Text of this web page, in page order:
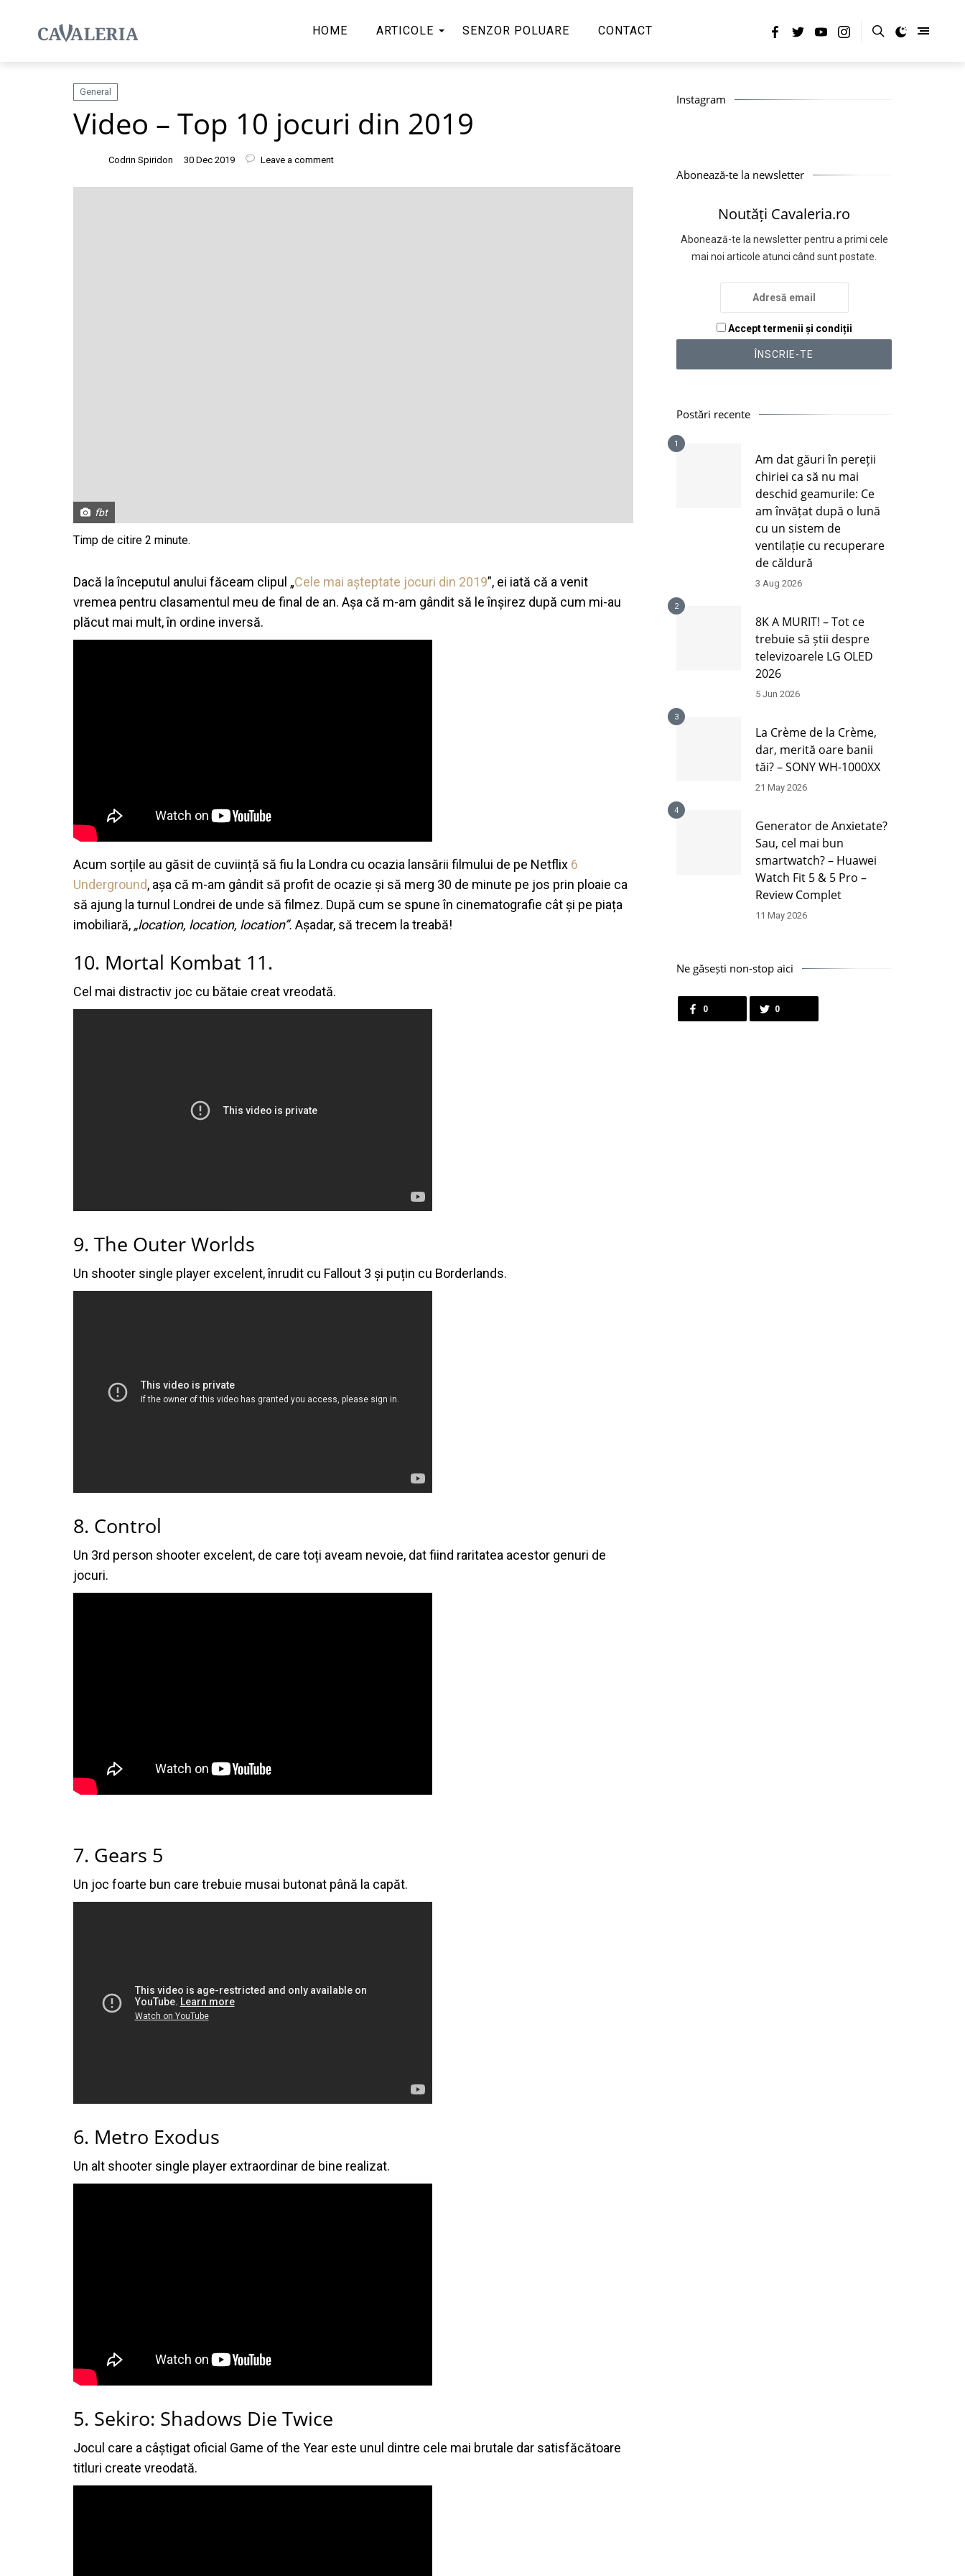
HOME ARTICOLE SENZOR POLUARE CONTACT
General
Video – Top 10 jocuri din 2019
Codrin Spiridon 30 Dec 2019 Leave a comment
fbt
Dacă la începutul anului făceam clipul „Cele mai așteptate jocuri din 2019”, ei iată că a venit
vremea pentru clasamentul meu de final de an. Așa că m-am gândit să le înșirez după cum mi-au
plăcut mai mult, în ordine inversă.
Acum sorțile au găsit de cuviință să fiu la Londra cu ocazia lansării filmului de pe Netflix 6
Underground, așa că m-am gândit să profit de ocazie și să merg 30 de minute pe jos prin ploaie ca
să ajung la turnul Londrei de unde să filmez. După cum se spune în cinematografie cât și pe piața
imobiliară, „location, location, location”. Așadar, să trecem la treabă!
10. Mortal Kombat 11.
Cel mai distractiv joc cu bătaie creat vreodată.
9. The Outer Worlds
Un shooter single player excelent, înrudit cu Fallout 3 și puțin cu Borderlands.
8. Control
Un 3rd person shooter excelent, de care toți aveam nevoie, dat fiind raritatea acestor genuri de
jocuri.
7. Gears 5
Un joc foarte bun care trebuie musai butonat până la capăt.
6. Metro Exodus
Un alt shooter single player extraordinar de bine realizat.
5. Sekiro: Shadows Die Twice
Jocul care a câștigat oficial Game of the Year este unul dintre cele mai brutale dar satisfăcătoare
titluri create vreodată.
Instagram
Abonează-te la newsletter
Noutăți Cavaleria.ro
Abonează-te la newsletter pentru a primi cele
mai noi articole atunci când sunt postate.
Accept termenii și condiții
Postări recente
1
Am dat găuri în pereții
chiriei ca să nu mai
deschid geamurile: Ce
am învățat după o lună
cu un sistem de
ventilație cu recuperare
de căldură
3 Aug 2026
2
8K A MURIT! – Tot ce
trebuie să știi despre
televizoarele LG OLED
2026
5 Jun 2026
3
La Crème de la Crème,
dar, merită oare banii
tăi? – SONY WH-1000XX
21 May 2026
4
Generator de Anxietate?
Sau, cel mai bun
smartwatch? – Huawei
Watch Fit 5 & 5 Pro –
Review Complet
11 May 2026
Ne găsești non-stop aici
0 0